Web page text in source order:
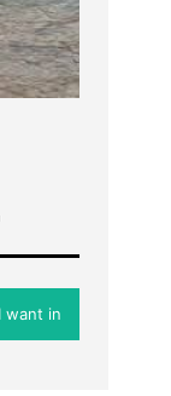
I want in